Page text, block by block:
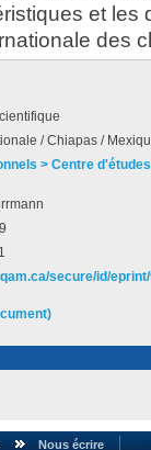
et les
des
/ Chiapas /
> Centre
secure/id/
Nous écrire